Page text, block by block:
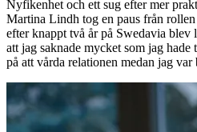
Nyfikenhet och ett sug efter mer
Martina Lindh tog en paus från
efter knappt två år på Swedavia blev
att jag saknade mycket som jag
på att vårda relationen medan jag var